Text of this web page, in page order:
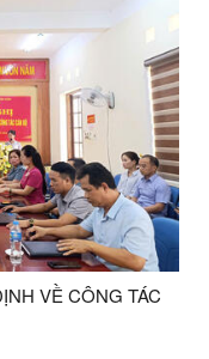
VỀ CÔNG TÁC